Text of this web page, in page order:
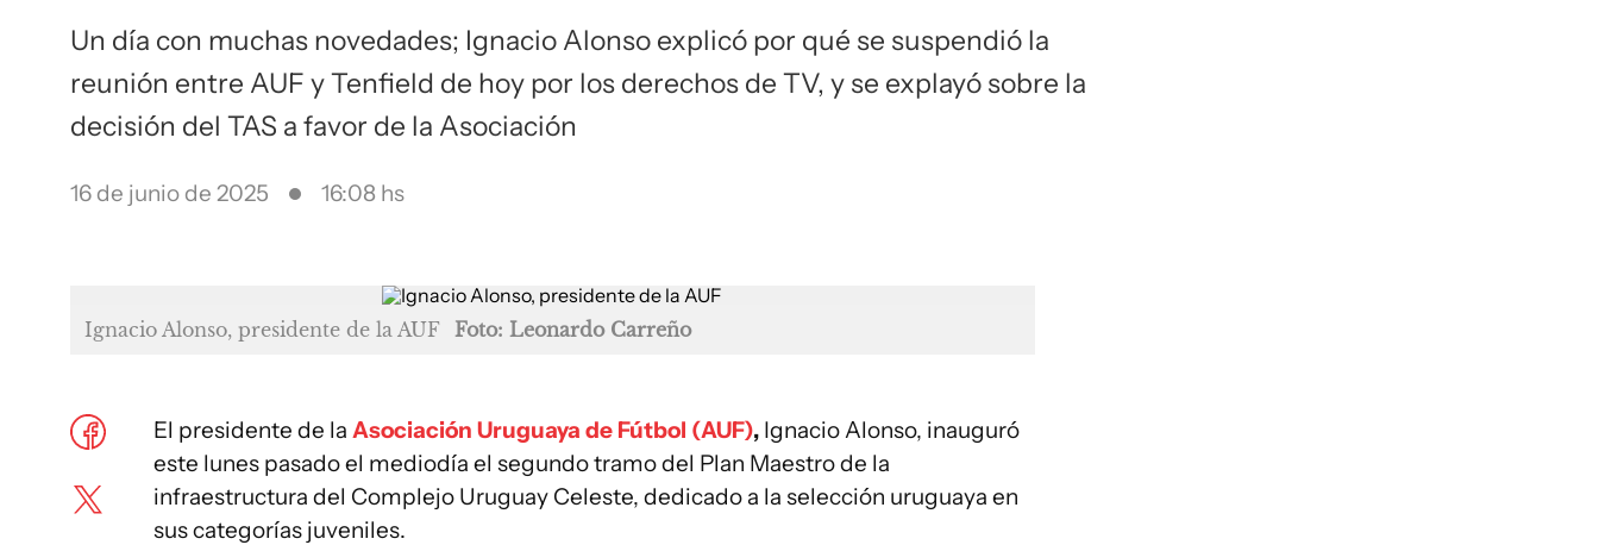
Un día con muchas novedades; Ignacio Alonso explicó por qué se suspendió la
reunión entre AUF y Tenfield de hoy por los derechos de TV, y se explayó sobre la
decisión del TAS a favor de la Asociación
16 de junio de 2025 16:08 hs
Ignacio Alonso, presidente de la AUF Foto: Leonardo Carreño
El presidente de la Asociación Uruguaya de Fútbol (AUF), Ignacio Alonso, inauguró
este lunes pasado el mediodía el segundo tramo del Plan Maestro de la
infraestructura del Complejo Uruguay Celeste, dedicado a la selección uruguaya en
sus categorías juveniles.